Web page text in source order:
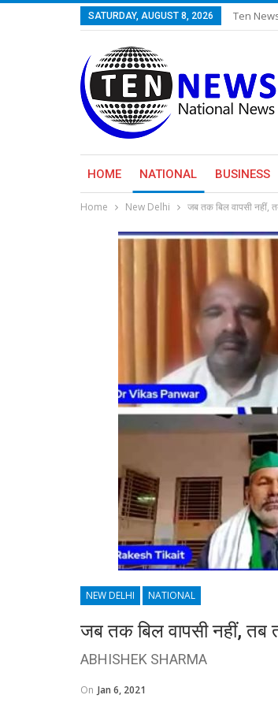
SATURDAY, AUGUST 8, 2026 Ten
HOME NATIONAL BUSINESS
Home New Delhi जब तक बिल वापसी नहीं,
NEW DELHI NATIONAL
जब तक बिल वापसी नहीं, तब
ABHISHEK SHARMA
On Jan 6, 2021